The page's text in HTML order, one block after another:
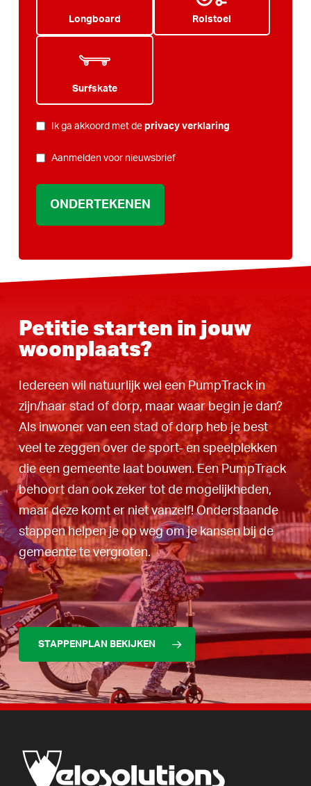
Longboard Rolstoel
Surfskate
PRIVACYIk ga akkoord met de privacy verklaring
NIEUWSBRIEF
Aanmelden voor nieuwsbrief
Petitie starten in jouw
woonplaats?
Iedereen wil natuurlijk wel een PumpTrack in
zijn/haar stad of dorp, maar waar begin je dan?
Als inwoner van een stad of dorp heb je best
veel te zeggen over de sport- en speelplekken
die een gemeente laat bouwen. Een PumpTrack
behoort dan ook zeker tot de mogelijkheden,
maar deze komt er niet vanzelf! Onderstaande
stappen helpen je op weg om je kansen bij de
gemeente te vergroten.
STAPPENPLAN BEKIJKEN